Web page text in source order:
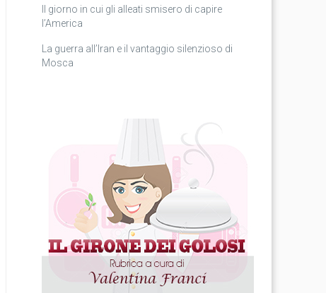
Il giorno in cui gli alleati smisero di capire
l’America
La guerra all’Iran e il vantaggio silenzioso di
Mosca